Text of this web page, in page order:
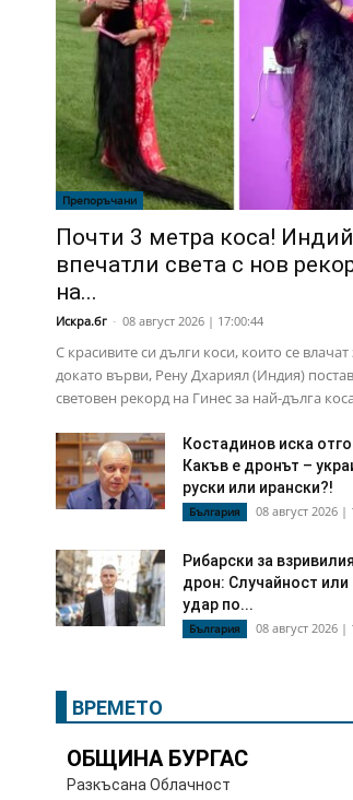
Препоръчани
Почти 3 метра коса!
впечатли света с нов
на...
Искра.бг - 08 август 2026 | 17:00:44
С красивите си дълги коси, които се влачат
докато върви, Рену Дхариял (Индия)
световен рекорд на Гинес за най-дълга
Костадинов иска
Какъв е дронът –
руски или ирански?!
България 08 август 2026 |
Рибарски за
дрон: Случайност или
удар по...
България 08 август 2026 |
ВРЕМЕТО
ОБЩИНА БУРГАС
Разкъсана Облачност